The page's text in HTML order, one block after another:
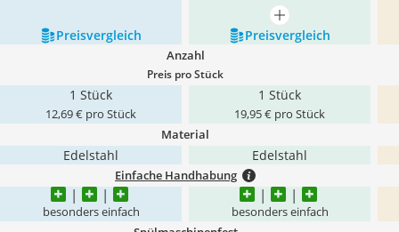
mehr anzeigen
Preis­vergleich
Preis­vergleich
Anzahl
Preis pro Stück
1 Stück
12,69 € pro Stück
1 Stück
19,95 € pro Stück
Material
Edelstahl Edelstahl
Einfache Handhabung
besonders einfach besonders einfach